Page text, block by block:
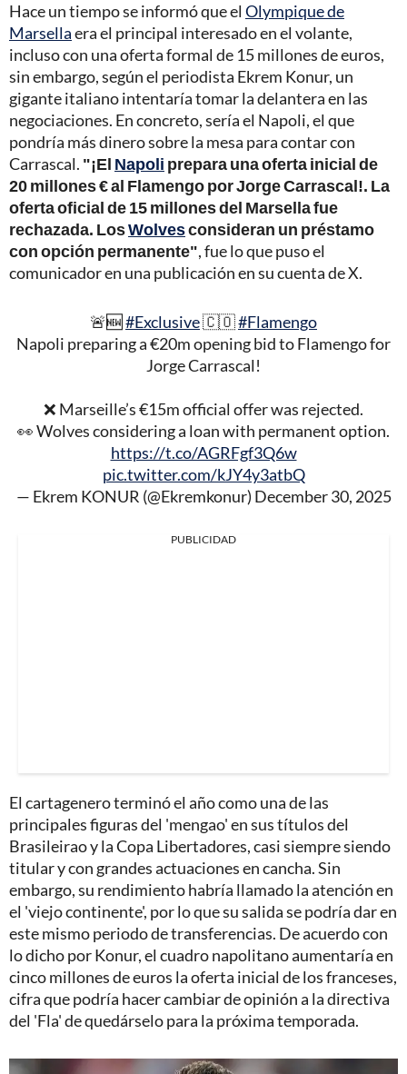
Hace un tiempo se informó que el Olympique de
Marsellaera el principal interesado en el volante,
incluso con una oferta formal de 15 millones de euros,
sin embargo, según el periodista Ekrem Konur, un
gigante italiano intentaría tomar la delantera en las
negociaciones. En concreto, sería el Napoli, el que
pondría más dinero sobre la mesa para contar con
Carrascal. "¡El Napoli prepara una oferta inicial de
20 millones € al Flamengo por Jorge Carrascal!. La
oferta oficial de 15 millones del Marsella fue
rechazada. LosWolvesconsideran un préstamo
con opción permanente", fue lo que puso el
comunicador en una publicación en su cuenta de X.
🚨🆕#Exclusive🇨🇴#Flamengo
Napoli preparing a €20m opening bid to Flamengo for
Jorge Carrascal!
❌ Marseille’s €15m official offer was rejected.
👀 Wolves considering a loan with permanent option.
https://t.co/AGRFgf3Q6w
pic.twitter.com/kJY4y3atbQ
— Ekrem KONUR (@Ekremkonur) December 30, 2025
PUBLICIDAD
El cartagenero terminó el año como una de las
principales figuras del 'mengao' en sus títulos del
Brasileirao y la Copa Libertadores, casi siempre siendo
titular y con grandes actuaciones en cancha. Sin
embargo, su rendimiento habría llamado la atención en
el 'viejo continente', por lo que su salida se podría dar en
este mismo periodo de transferencias. De acuerdo con
lo dicho por Konur, el cuadro napolitano aumentaría en
cinco millones de euros la oferta inicial de los franceses,
cifra que podría hacer cambiar de opinión a la directiva
del 'Fla' de quedárselo para la próxima temporada.